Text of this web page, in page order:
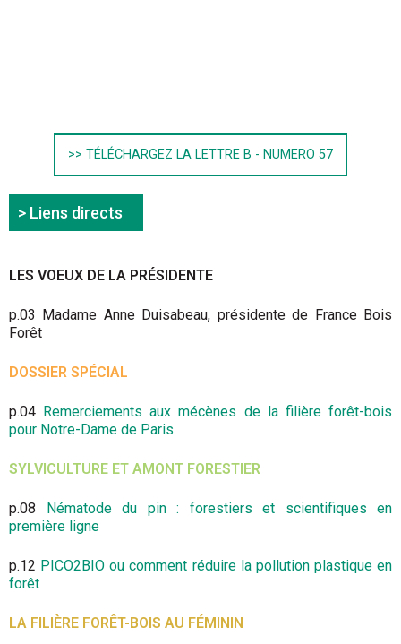
>> TÉLÉCHARGEZ LA LETTRE B - NUMERO 57
> Liens directs
LES VOEUX DE LA PRÉSIDENTE
p.03 Madame Anne Duisabeau, présidente de France Bois
Forêt
DOSSIER SPÉCIAL
p.04 Remerciements aux mécènes de la filière forêt-bois
pour Notre-Dame de Paris
SYLVICULTURE ET AMONT FORESTIER
p.08 Nématode du pin : forestiers et scientifiques en
première ligne
p.12 PICO2BIO ou comment réduire la pollution plastique en
forêt
LA FILIÈRE FORÊT-BOIS AU FÉMININ